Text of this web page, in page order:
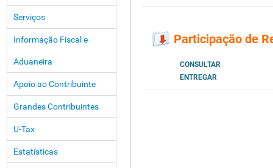
Serviços
Informação Fiscal e
Aduaneira
Apoio ao Contribuinte
Grandes Contribuintes
U-Tax
Estatísticas
Participação de
CONSULTAR
ENTREGAR